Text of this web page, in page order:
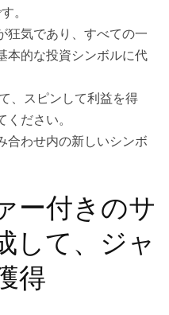
。
狂気であり、すべての一
本的な投資シンボルに代
、スピンして利益を得
ださい。
合わせ内の新しいシンボ
ー付きのサ
して、ジャ
得